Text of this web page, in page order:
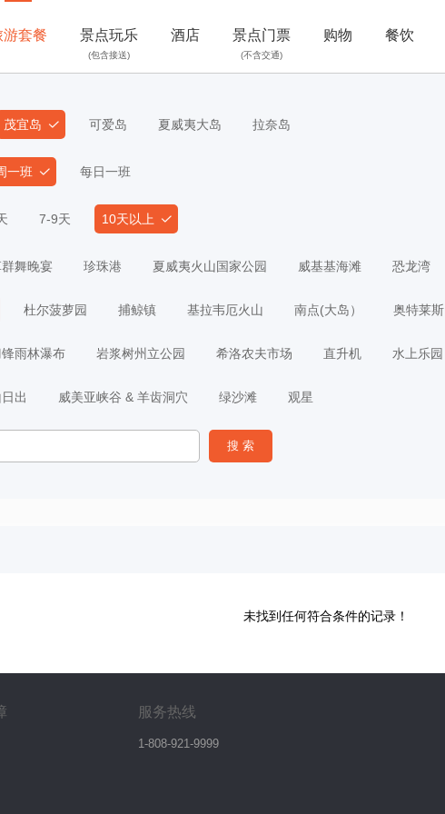
游套餐 景点玩乐
(包含接送)
酒店 景点门票
(不含交通)
购物 餐饮
茂宜岛 可爱岛 夏威夷大岛 拉奈岛
一班 每日一班
7-9天 10天以上
舞晚宴 珍珠港 夏威夷火山国家公园 威基基海滩 恐龙湾
杜尔菠萝园 捕鲸镇 基拉韦厄火山 南点(大岛） 奥特莱斯
雨林瀑布 岩浆树州立公园 希洛农夫市场 直升机 水上乐园
出 威美亚峡谷 & 羊齿洞穴 绿沙滩 观星
未找到任何符合条件的记录！
服务热线
1-808-921-9999